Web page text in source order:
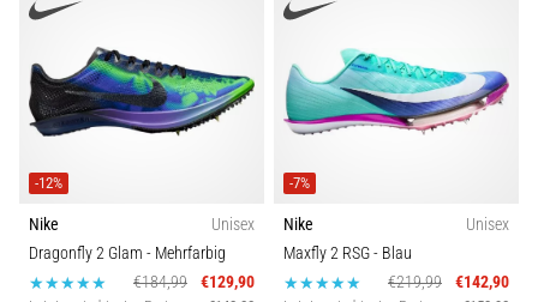
-12%
Nike
Unisex
Dragonfly 2 Glam - Mehrfarbig
€184,99
€129,90
-7%
Nike
Unisex
Maxfly 2 RSG- Blau
€219,99
€142,90